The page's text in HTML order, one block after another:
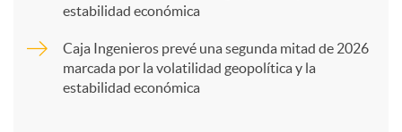
estabilidad económica
Caja Ingenieros prevé una segunda mitad de 2026
marcada por la volatilidad geopolítica y la
estabilidad económica